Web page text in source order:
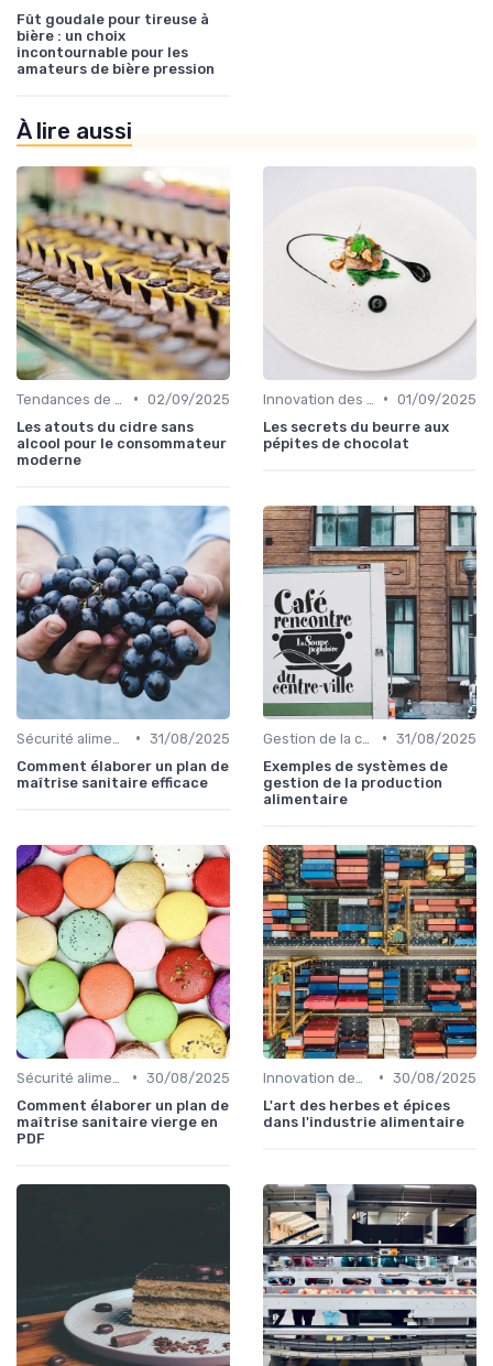
Fût goudale pour tireuse à
bière : un choix
incontournable pour les
amateurs de bière pression
À lire aussi
• 02/09/2025
Les atouts du cidre sans
alcool pour le consommateur
moderne
• 01/09/2025
Les secrets du beurre aux
pépites de chocolat
• 31/08/2025
Comment élaborer un plan de
maîtrise sanitaire efficace
• 31/08/2025
Exemples de systèmes de
gestion de la production
alimentaire
• 30/08/2025
Comment élaborer un plan de
maîtrise sanitaire vierge en
PDF
• 30/08/2025
L'art des herbes et épices
dans l'industrie alimentaire